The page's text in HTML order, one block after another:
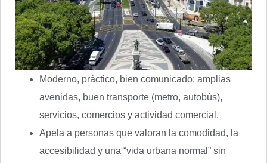
Moderno, práctico, bien comunicado: amplias
avenidas, buen transporte (metro, autobús),
servicios, comercios y actividad comercial.
Apela a personas que valoran la comodidad, la
accesibilidad y una “vida urbana normal” sin